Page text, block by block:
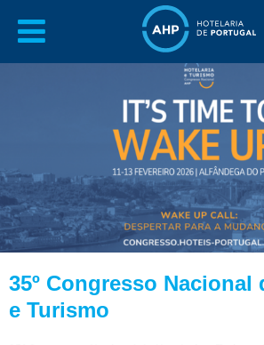
35º Congresso Nacional
e Turismo